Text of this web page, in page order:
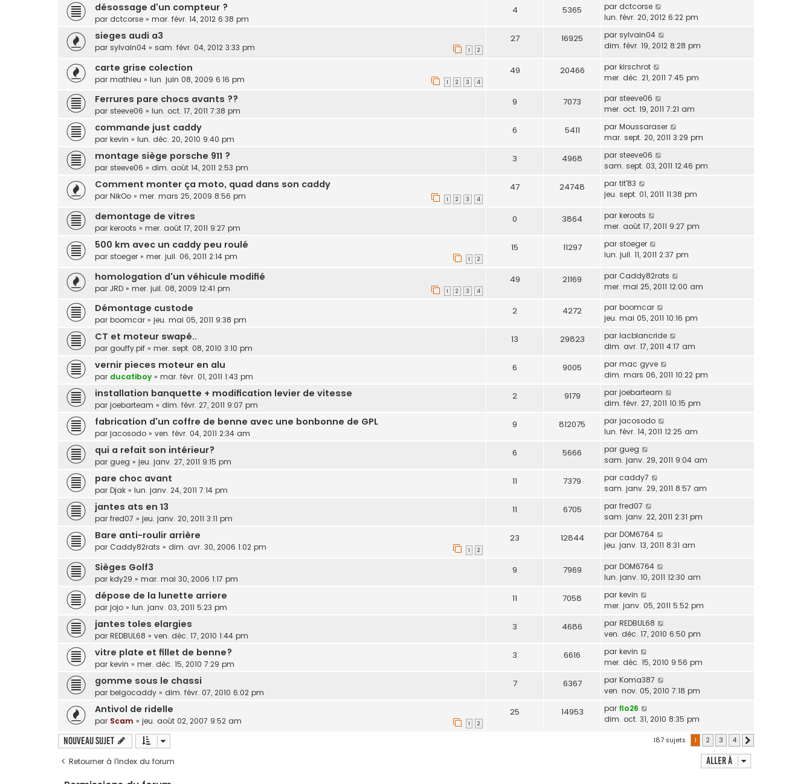
désossage d'un compteur ?
par dctcorse » mar. févr. 14, 2012 6:38 pm
4 5365 par dctcorse
lun. févr. 20, 2012 6:22 pm
sieges audi a3
par sylvain04 » sam. févr. 04, 2012 3:33 pm 1 2
27 16925 par sylvain04
dim. févr. 19, 2012 8:28 pm
carte grise colection
par mathieu » lun. juin 08, 2009 6:16 pm 1 2 3 4
49 20466 par kirschrot
mer. déc. 21, 2011 7:45 pm
Ferrures pare chocs avants ??
par steeve06 » lun. oct. 17, 2011 7:38 pm
9 7073 par steeve06
mer. oct. 19, 2011 7:21 am
commande just caddy
par kevin » lun. déc. 20, 2010 9:40 pm
6 5411 par Moussaraser
mar. sept. 20, 2011 3:29 pm
montage siège porsche 911 ?
par steeve06 » dim. août 14, 2011 2:53 pm
3 4968 par steeve06
sam. sept. 03, 2011 12:46 pm
Comment monter ça moto, quad dans son caddy
par NikOo » mer. mars 25, 2009 8:56 pm 1 2 3 4
47 24748 par tit'83
jeu. sept. 01, 2011 11:38 pm
demontage de vitres
par keroots » mer. août 17, 2011 9:27 pm
0 3864 par keroots
mer. août 17, 2011 9:27 pm
500 km avec un caddy peu roulé
par stoeger » mer. juil. 06, 2011 2:14 pm 1 2
15 11297 par stoeger
lun. juil. 11, 2011 2:37 pm
homologation d'un véhicule modifié
par JRD » mer. juil. 08, 2009 12:41 pm 1 2 3 4
49 21169 par Caddy82rats
mer. mai 25, 2011 12:00 am
Démontage custode
par boomcar » jeu. mai 05, 2011 9:38 pm
2 4272 par boomcar
jeu. mai 05, 2011 10:16 pm
CT et moteur swapé..
par gouffy.pif » mer. sept. 08, 2010 3:10 pm
13 29823 par lacblancride
dim. avr. 17, 2011 4:17 am
vernir pieces moteur en alu
par ducatiboy » mar. févr. 01, 2011 1:43 pm
6 9005 par mac gyve
dim. mars 06, 2011 10:22 pm
installation banquette + modification levier de vitesse
par joebarteam » dim. févr. 27, 2011 9:07 pm
2 9179 par joebarteam
dim. févr. 27, 2011 10:15 pm
fabrication d'un coffre de benne avec une bonbonne de GPL
par jacosodo » ven. févr. 04, 2011 2:34 am
9 812075 par jacosodo
lun. févr. 14, 2011 12:25 am
qui a refait son intérieur?
par gueg » jeu. janv. 27, 2011 9:15 pm
6 5666 par gueg
sam. janv. 29, 2011 9:04 am
pare choc avant
par Djak » lun. janv. 24, 2011 7:14 pm
11 7379 par caddy7
sam. janv. 29, 2011 8:57 am
jantes ats en 13
par fred07 » jeu. janv. 20, 2011 3:11 pm
11 6705 par fred07
sam. janv. 22, 2011 2:31 pm
Bare anti-roulir arrière
par Caddy82rats » dim. avr. 30, 2006 1:02 pm 1 2
23 12844 par DOM6764
jeu. janv. 13, 2011 8:31 am
Sièges Golf3
par kdy29 » mar. mai 30, 2006 1:17 pm
9 7969 par DOM6764
lun. janv. 10, 2011 12:30 am
dépose de la lunette arriere
par jojo » lun. janv. 03, 2011 5:23 pm
11 7058 par kevin
mer. janv. 05, 2011 5:52 pm
jantes toles elargies
par REDBUL68 » ven. déc. 17, 2010 1:44 pm
3 4686 par REDBUL68
ven. déc. 17, 2010 6:50 pm
vitre plate et fillet de benne?
par kevin » mer. déc. 15, 2010 7:29 pm
3 6616 par kevin
mer. déc. 15, 2010 9:56 pm
gomme sous le chassi
par belgocaddy » dim. févr. 07, 2010 6:02 pm
7 6367 par Koma387
ven. nov. 05, 2010 7:18 pm
Antivol de ridelle
par Scam » jeu. août 02, 2007 9:52 am 1 2
25 14953 par flo26
dim. oct. 31, 2010 8:35 pm
Nouveau sujet 187 sujets 1 2 3 4
Retourner à l’index du forum Aller à